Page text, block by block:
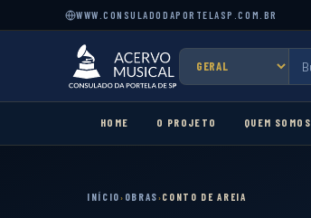
WWW.CONSULADODAPORTELASP.COM.BR
HOME O PROJETO QUEM SOMOS
INÍCIO› OBRAS›CONTO DE AREIA